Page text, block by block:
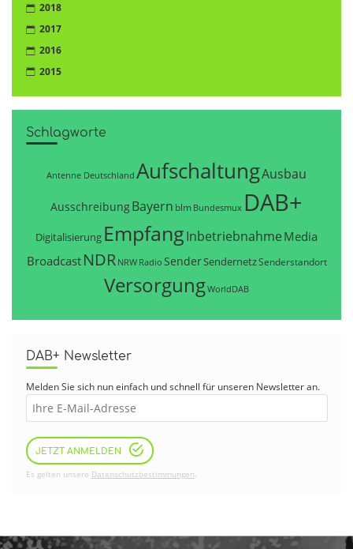
2018
2017
2016
2015
Schlagworte
Antenne Deutschland AufschaltungAusbau
AusschreibungBayern blm Bundesmux DAB+
Digitalisierung EmpfangInbetriebnahme Media
Broadcast NDR NRW Radio SenderSendernetzSenderstandort
VersorgungWorldDAB
DAB+ Newsletter
Melden Sie sich nun einfach und schnell für unseren Newsletter an.
JETZT ANMELDEN
Es gelten unsere Datenschutzbestimmungen.